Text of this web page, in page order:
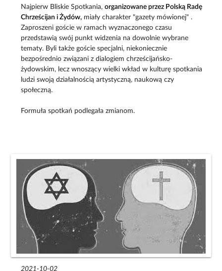
Najpierw Bliskie Spotkania,organizowane przez Polską Radę
Chrześcijan i Żydów, miały charakter "gazety mówionej" .
Zaproszeni goście w ramach wyznaczonego czasu
przedstawią swój punkt widzenia na dowolnie wybrane
tematy. Byli także goście specjalni, niekoniecznie
bezpośrednio związani z dialogiem chrześcijańsko-
żydowskim, lecz wnoszący wielki wkład w kulturę spotkania
ludzi swoją działalnością artystyczną, naukową czy
społeczną.
Formuła spotkań podlegała zmianom.
2021-10-02